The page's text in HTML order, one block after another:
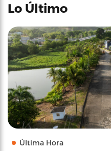
Lo Último
Última Hora